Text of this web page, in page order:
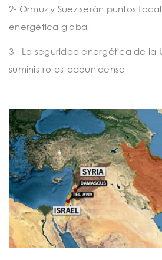
2- Ormuz y Suez serán puntos
energética global
3- La seguridad energética de la
suministro estadounidense